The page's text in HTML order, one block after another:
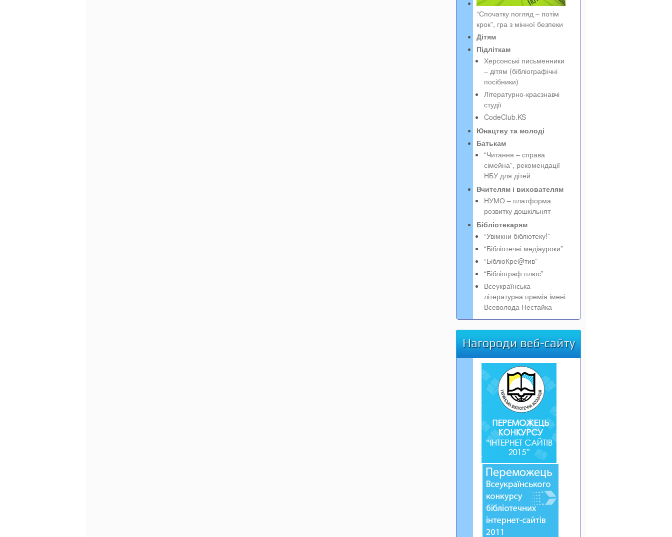
“Спочатку погляд – потім
крок”, гра з мінної безпеки
Дітям
Підліткам
Херсонські письменники
– дітям (бібліографічні
посібники)
Літературно-краєзнавчі
студії
CodeClub.KS
Юнацтву та молоді
Батькам
“Читання – справа
сімейна”, рекомендації
НБУ для дітей
Вчителям і вихователям
НУМО – платформа
розвитку дошкільнят
Бібліотекарям
“Увімкни бібліотеку!”
“Бібліотечні медіауроки”
“БібліоКре@тив”
“Бібліограф плюс”
Всеукраїнська
літературна премія імені
Всеволода Нестайка
Нагороди веб-сайту